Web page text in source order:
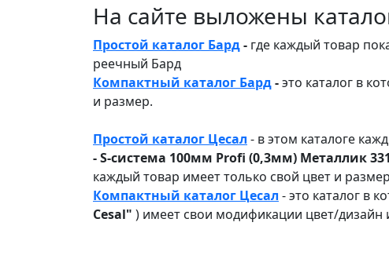
На сайте выложены
Простой каталог Бард- где каждый товар
реечный Бард
Компактный каталог Бард-это каталог в
и размер.
Простой каталог Цесал - в этом каталоге
- S-система 100мм Profi (0,3мм) Металлик
каждый товар имеет только свой цвет и размер
Компактный каталог Цесал - это каталог в
Cesal" ) имеет свои модификации цвет/дизайн